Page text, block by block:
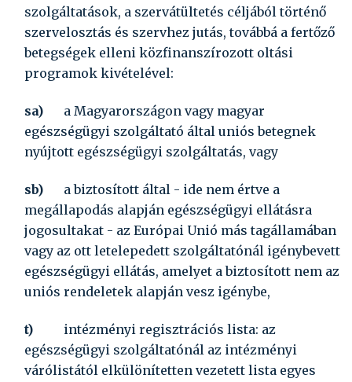
szolgáltatások, a szervátültetés céljából történő
szervelosztás és szervhez jutás, továbbá a fertőző
betegségek elleni közfinanszírozott oltási
programok kivételével:
sa)
a Magyarországon vagy magyar
egészségügyi szolgáltató által uniós betegnek
nyújtott egészségügyi szolgáltatás, vagy
sb)
a biztosított által - ide nem értve a
megállapodás alapján egészségügyi ellátásra
jogosultakat - az Európai Unió más tagállamában
vagy az ott letelepedett szolgáltatónál igénybevett
egészségügyi ellátás, amelyet a biztosított nem az
uniós rendeletek alapján vesz igénybe,
t) intézményi regisztrációs lista: az
egészségügyi szolgáltatónál az intézményi
várólistától elkülönítetten vezetett lista egyes